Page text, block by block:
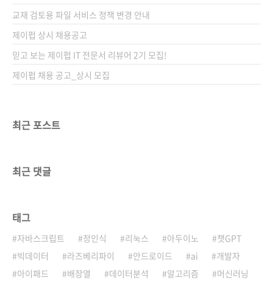
교재 검토용 파일 서비스 정책 변경 안내
제이펍 상시 채용공고
믿고 보는 제이펍 IT 전문서 리뷰어 2기 모집!
제이펍 채용 공고_상시 모집
최근 포스트
최근 댓글
태그
자바스크립트 정인식 리눅스 아두이노
챗GPT
빅데이터
라즈베리파이 안드로이드 ai
개발자
아이패드
배장열 데이터분석 알고리즘 머신러닝